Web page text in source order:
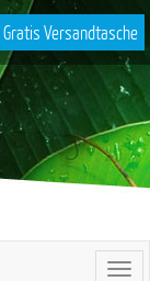
Gratis Versandtasche